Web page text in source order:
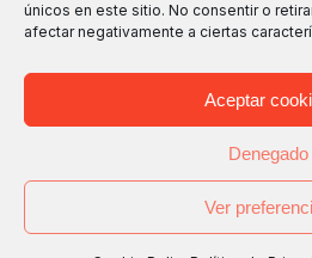
únicos en este sitio. No consentir o
afectar negativamente a ciertas
Aceptar
Denegado
Ver
CopyrightM2B